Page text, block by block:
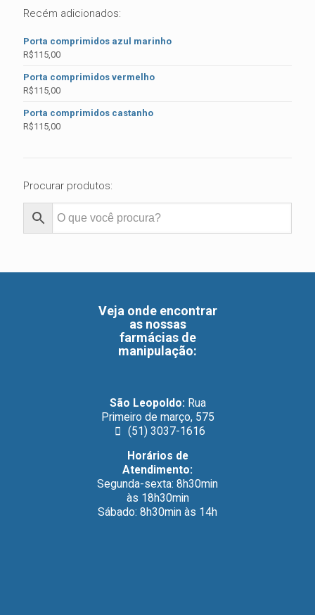
Recém adicionados:
Porta comprimidos azul marinho
R$115,00
Porta comprimidos vermelho
R$115,00
Porta comprimidos castanho
R$115,00
Procurar produtos:
Veja onde encontrar
as nossas
farmácias de
manipulação:
São Leopoldo: Rua
Primeiro de março, 575
(51) 3037-1616
Horários de
Atendimento:
Segunda-sexta: 8h30min
às 18h30min
Sábado: 8h30min às 14h